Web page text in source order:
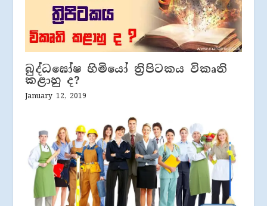
බුද්ධඝෝෂ හිමියෝ ත්‍රිපිටකය විකෘති
කළාහු ද?
January 12, 2019